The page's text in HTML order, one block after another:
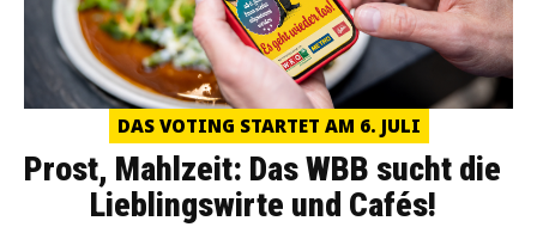
DAS VOTING STARTET AM 6. JULI
Prost, Mahlzeit: Das WBB sucht die
Lieblingswirte und Cafés!